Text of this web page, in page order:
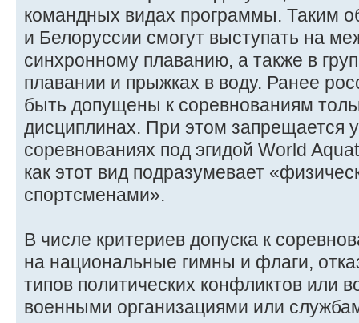
командных видах программы. Таким
и Белоруссии смогут выступать на
синхронному плаванию, а также в
плавании и прыжках в воду. Ранее
быть допущены к соревнованиям
дисциплинах. При этом запрещается
соревнованиях под эгидой World
как этот вид подразумевает
спортсменами».
В числе критериев допуска к
на национальные гимны и флаги,
типов политических конфликтов или
военными организациями или